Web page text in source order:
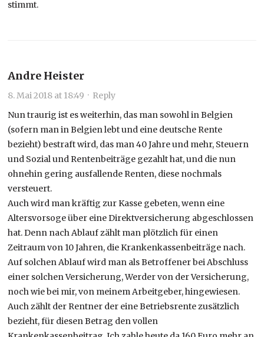
stimmt.
Andre Heister
8. Mai 2018 at 18:49 · Reply
Nun traurig ist es weiterhin, das man sowohl in Belgien
(sofern man in Belgien lebt und eine deutsche Rente
bezieht) bestraft wird, das man 40 Jahre und mehr, Steuern
und Sozial und Rentenbeiträge gezahlt hat, und die nun
ohnehin gering ausfallende Renten, diese nochmals
versteuert.
Auch wird man kräftig zur Kasse gebeten, wenn eine
Altersvorsoge über eine Direktversicherung abgeschlossen
hat. Denn nach Ablauf zählt man plötzlich für einen
Zeitraum von 10 Jahren, die Krankenkassenbeiträge nach.
Auf solchen Ablauf wird man als Betroffener bei Abschluss
einer solchen Versicherung, Werder von der Versicherung,
noch wie bei mir, von meinem Arbeitgeber, hingewiesen.
Auch zählt der Rentner der eine Betriebsrente zusätzlich
bezieht, für diesen Betrag den vollen